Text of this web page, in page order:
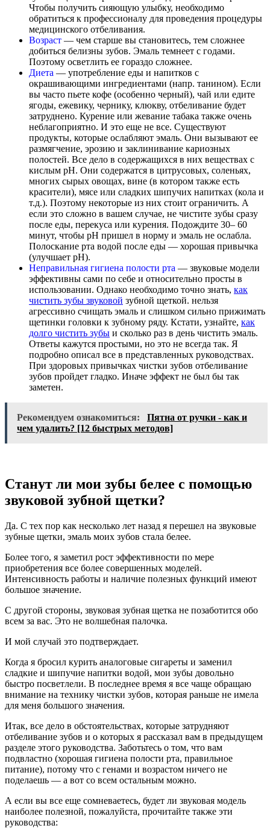
Чтобы получить сияющую улыбку, необходимо
обратиться к профессионалу для проведения процедуры
медицинского отбеливания.
Возраст — чем старше вы становитесь, тем сложнее
добиться белизны зубов. Эмаль темнеет с годами.
Поэтому осветлить ее гораздо сложнее.
Диета — употребление еды и напитков с
окрашивающими ингредиентами (напр. танином). Если
вы часто пьете кофе (особенно черный), чай или едите
ягоды, ежевику, чернику, клюкву, отбеливание будет
затруднено. Курение или жевание табака также очень
неблагоприятно. И это еще не все. Существуют
продукты, которые ослабляют эмаль. Они вызывают ее
размягчение, эрозию и заклинивание кариозных
полостей. Все дело в содержащихся в них веществах с
кислым pH. Они содержатся в цитрусовых, соленьях,
многих сырых овощах, вине (в котором также есть
красители), мясе или сладких шипучих напитках (кола и
т.д.). Поэтому некоторые из них стоит ограничить. А
если это сложно в вашем случае, не чистите зубы сразу
после еды, перекуса или курения. Подождите 30– 60
минут, чтобы рН пришел в норму и эмаль не ослабла.
Полоскание рта водой после еды — хорошая привычка
(улучшает pH).
Неправильная гигиена полости рта — звуковые модели
эффективны сами по себе и относительно просты в
использовании. Однако необходимо точно знать, как
чистить зубы звуковой зубной щеткой. нельзя
агрессивно счищать эмаль и слишком сильно прижимать
щетинки головки к зубному ряду. Кстати, узнайте, как
долго чистить зубы и сколько раз в день чистить эмаль.
Ответы кажутся простыми, но это не всегда так. Я
подробно описал все в представленных руководствах.
При здоровых привычках чистки зубов отбеливание
зубов пройдет гладко. Иначе эффект не был бы так
заметен.
Рекомендуем ознакомиться:
Пятна от ручки - как и
чем удалить? [12 быстрых методов]
Станут ли мои зубы белее с помощью
звуковой зубной щетки?
Да. С тех пор как несколько лет назад я перешел на звуковые
зубные щетки, эмаль моих зубов стала белее.
Более того, я заметил рост эффективности по мере
приобретения все более совершенных моделей.
Интенсивность работы и наличие полезных функций имеют
большое значение.
С другой стороны, звуковая зубная щетка не позаботится обо
всем за вас. Это не волшебная палочка.
И мой случай это подтверждает.
Когда я бросил курить аналоговые сигареты и заменил
сладкие и шипучие напитки водой, мои зубы довольно
быстро посветлели. В последнее время я все чаще обращаю
внимание на технику чистки зубов, которая раньше не имела
для меня большого значения.
Итак, все дело в обстоятельствах, которые затрудняют
отбеливание зубов и о которых я рассказал вам в предыдущем
разделе этого руководства. Заботьтесь о том, что вам
подвластно (хорошая гигиена полости рта, правильное
питание), потому что с генами и возрастом ничего не
поделаешь — а вот со всем остальным можно.
А если вы все еще сомневаетесь, будет ли звуковая модель
наиболее полезной, пожалуйста, прочитайте также эти
руководства: